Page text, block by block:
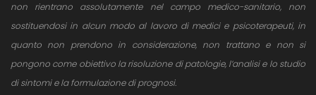
non rientrano assolutamente nel campo medico-sanitario, non
sostituendosi in alcun modo al lavoro di medici e psicoterapeuti, in
quanto non prendono in considerazione, non trattano e non si
pongono come obiettivo la risoluzione di patologie, l’analisi e lo studio
di sintomi e la formulazione di prognosi.